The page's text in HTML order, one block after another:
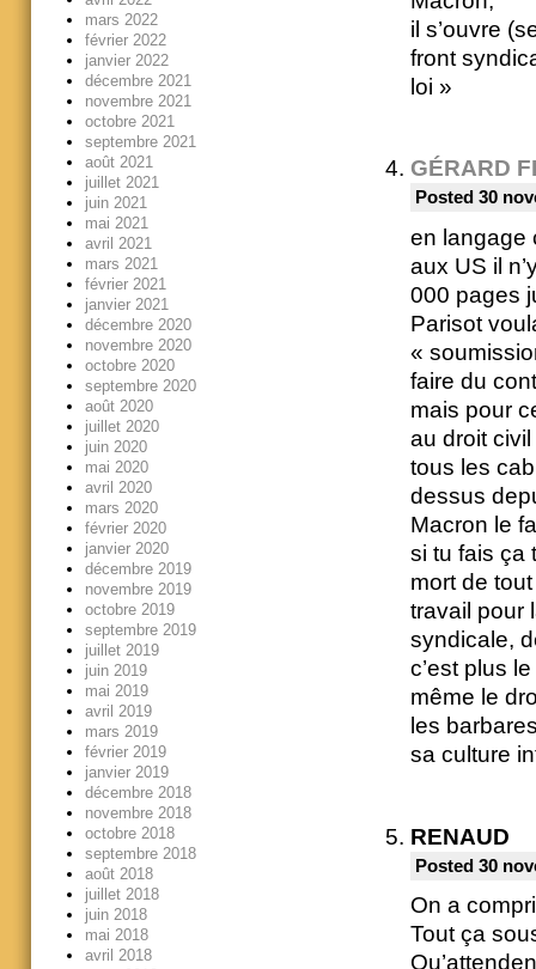
il s’ouvre
front
loi »
GÉRARD
Posted 30
en langage
aux US il
000 pages
Parisot
«
faire du
mais pour
au droit civil
tous les
dessus
Macron le
si tu fais ça
mort de
travail pour
syndicale,
c’est plus
même le
les
sa culture
RENAUD
Posted 30
On a
Tout ça
mars 2022
février 2022
janvier 2022
décembre 2021
novembre 2021
octobre 2021
septembre 2021
août 2021
juillet 2021
juin 2021
mai 2021
avril 2021
mars 2021
février 2021
janvier 2021
décembre 2020
novembre 2020
octobre 2020
septembre 2020
août 2020
juillet 2020
juin 2020
mai 2020
avril 2020
mars 2020
février 2020
janvier 2020
décembre 2019
novembre 2019
octobre 2019
septembre 2019
juillet 2019
juin 2019
mai 2019
avril 2019
mars 2019
février 2019
janvier 2019
décembre 2018
novembre 2018
octobre 2018
septembre 2018
août 2018
juillet 2018
juin 2018
mai 2018
avril 2018